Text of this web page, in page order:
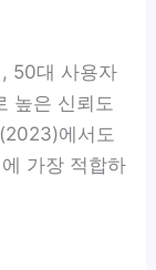
50대 사용자
높은 신뢰도
에서도
가장 적합하